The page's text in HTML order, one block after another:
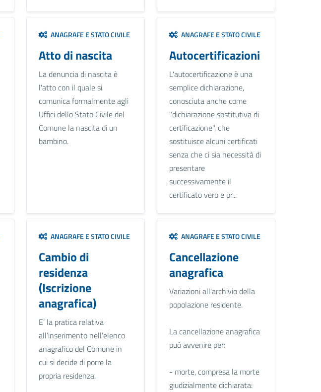
ANAGRAFE E STATO CIVILE
Atto di nascita
La denuncia di nascita è
l'atto con il quale si
comunica formalmente agli
Uffici dello Stato Civile del
Comune la nascita di un
bambino.
ANAGRAFE E STATO CIVILE
Autocertificazioni
L'autocertificazione è una
semplice dichiarazione,
conosciuta anche come
"dichiarazione sostitutiva di
certificazione", che
sostituisce alcuni certificati
senza che ci sia necessità di
presentare
successivamente il
certificato vero e pr...
ANAGRAFE E STATO CIVILE
Cambio di
residenza
(Iscrizione
anagrafica)
E’ la pratica relativa
all’inserimento nell’elenco
anagrafico del Comune in
cui si decide di porre la
propria residenza.
ANAGRAFE E STATO CIVILE
Cancellazione
anagrafica
Variazioni all'archivio della
popolazione residente.
La cancellazione anagrafica
può avvenire per:
- morte, compresa la morte
giudizialmente dichiarata: